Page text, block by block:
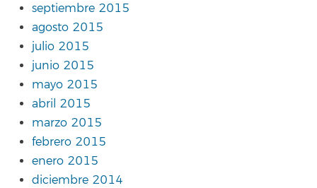
septiembre 2015
agosto 2015
julio 2015
junio 2015
mayo 2015
abril 2015
marzo 2015
febrero 2015
enero 2015
diciembre 2014